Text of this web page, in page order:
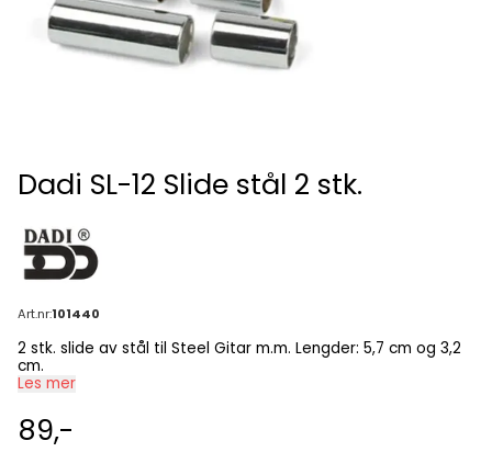
Dadi SL-12 Slide stål 2 stk.
Art.nr:101440
2 stk. slide av stål til Steel Gitar m.m. Lengder: 5,7 cm og 3,2
cm.
Les mer
89,-